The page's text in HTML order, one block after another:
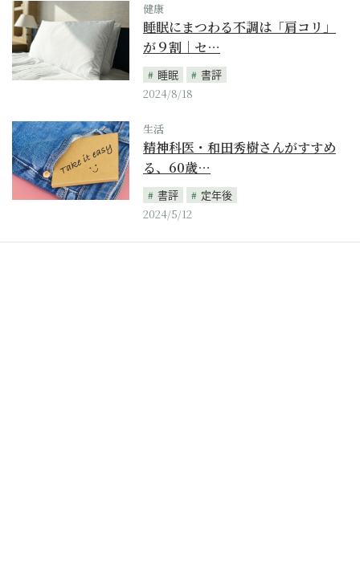
健康
睡眠にまつわる不調は「肩コリ」
が９割｜セ…
睡眠
書評
2024/8/18
生活
精神科医・和田秀樹さんがすすめ
る、60歳…
書評
定年後
2024/5/12